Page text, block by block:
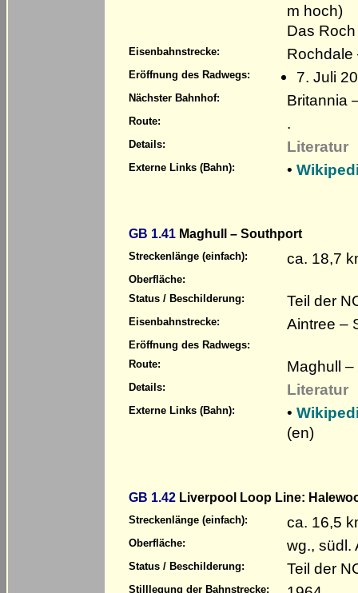
m hoch)
Das
Eisenbahnstrecke: Rochdale
Eröffnung des Radwegs: 7. Juli
Nächster Bahnhof: Britannia
Route: .
Details: Literatur
Externe Links (Bahn): •
GB 1.41 Maghull – Southport
Streckenlänge (einfach): ca. 18,7
Oberfläche:
Status / Beschilderung:
Teil der
Eisenbahnstrecke: Aintree –
Eröffnung des Radwegs:
Route:
Maghull
Details: Literatur
Externe Links (Bahn): •
(en)
GB 1.42 Liverpool Loop Line:
Streckenlänge (einfach): ca. 16,5
Oberfläche: wg., südl.
Status / Beschilderung: Teil der
Stilllegung der Bahnstrecke: